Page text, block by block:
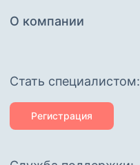
О компании
Cтать специалистом:
Регистрация